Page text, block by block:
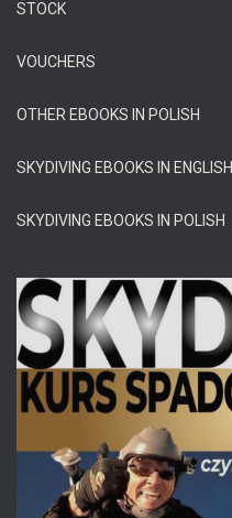
STOCK
VOUCHERS
OTHER EBOOKS IN POLISH
SKYDIVING EBOOKS IN ENGLISH
SKYDIVING EBOOKS IN POLISH